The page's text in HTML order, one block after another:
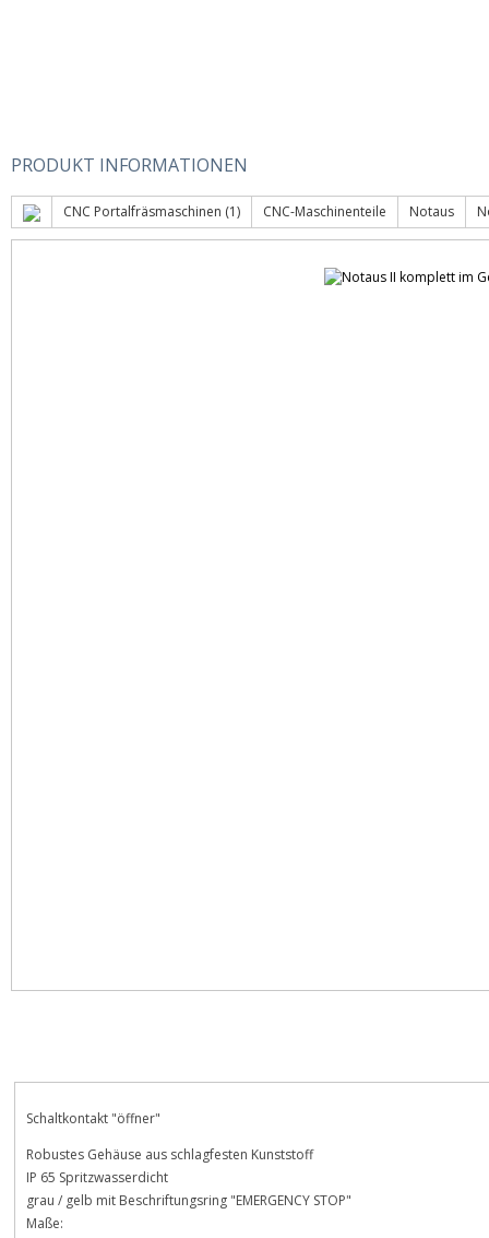
PRODUKT INFORMATIONEN
CNC Portalfräsmaschinen (1) CNC-Maschinenteile Notaus
Schaltkontakt "öffner"
Robustes Gehäuse aus schlagfesten Kunststoff
IP 65 Spritzwasserdicht
grau / gelb mit Beschriftungsring "EMERGENCY STOP"
Maße: